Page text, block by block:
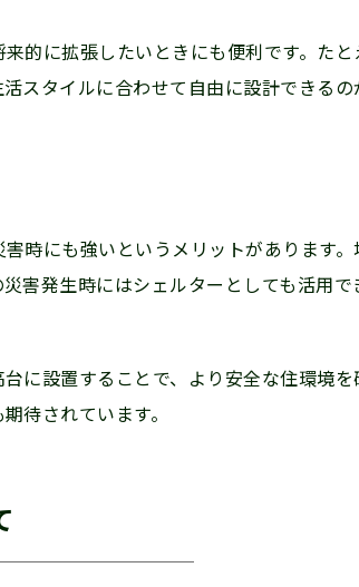
的に拡張したいときにも便利です。た
スタイルに合わせて自由に設計できるの
時にも強いというメリットがあります
害発生時にはシェルターとしても活用
に設置することで、より安全な住環境
待されています。